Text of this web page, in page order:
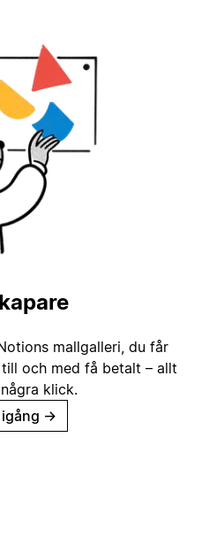
mallgalleri, du får
och med få betalt – allt
klick.
→